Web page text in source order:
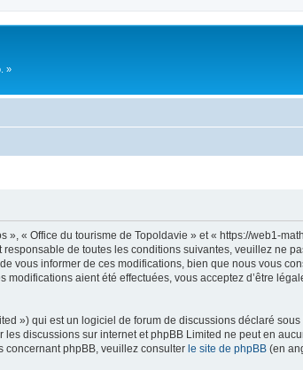
»
« Office du tourisme de Topoldavie » et « https://web1-
de toutes les conditions suivantes, veuillez ne
vous informer de ces modifications, bien que nous vous
aient été effectuées, vous acceptez d’être
») qui est un logiciel de forum de discussions déclaré sous
discussions sur internet et phpBB Limited ne peut en
concernant phpBB, veuillez consulter le site de phpBB (en